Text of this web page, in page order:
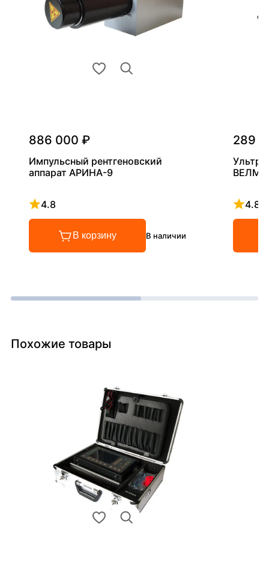
886 000 ₽
Импульсный рентгеновский
аппарат АРИНА-9
4.8
Рейтинг 4.8 из 5
В корзину В наличии
289
4.8
Похожие товары